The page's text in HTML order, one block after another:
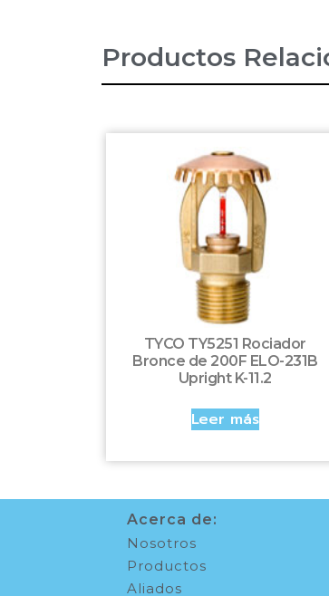
Productos
TYCO TY5251 Rociador
Bronce de 200F ELO-231B
Upright K-11.2
Leer más
Acerca de:
Nosotros
Productos
Aliados